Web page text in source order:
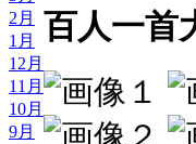
2月
1月
12月
11月
10月
9月
百人一首